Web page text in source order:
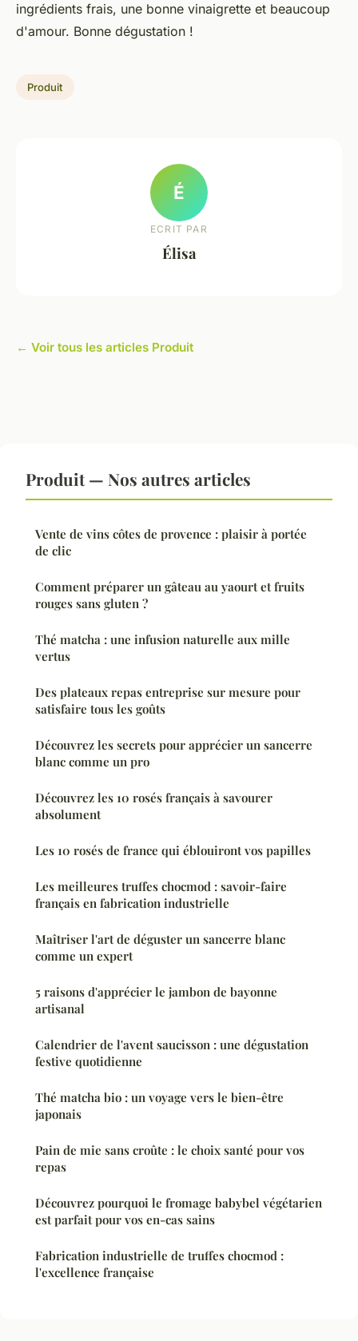
ingrédients frais, une bonne vinaigrette et beaucoup
d'amour. Bonne dégustation !
Produit
É
ECRIT PAR
Élisa
← Voir tous les articles Produit
Produit — Nos autres articles
Vente de vins côtes de provence : plaisir à portée
de clic
Comment préparer un gâteau au yaourt et fruits
rouges sans gluten ?
Thé matcha : une infusion naturelle aux mille
vertus
Des plateaux repas entreprise sur mesure pour
satisfaire tous les goûts
Découvrez les secrets pour apprécier un sancerre
blanc comme un pro
Découvrez les 10 rosés français à savourer
absolument
Les 10 rosés de france qui éblouiront vos papilles
Les meilleures truffes chocmod : savoir-faire
français en fabrication industrielle
Maîtriser l'art de déguster un sancerre blanc
comme un expert
5 raisons d'apprécier le jambon de bayonne
artisanal
Calendrier de l'avent saucisson : une dégustation
festive quotidienne
Thé matcha bio : un voyage vers le bien-être
japonais
Pain de mie sans croûte : le choix santé pour vos
repas
Découvrez pourquoi le fromage babybel végétarien
est parfait pour vos en-cas sains
Fabrication industrielle de truffes chocmod :
l'excellence française